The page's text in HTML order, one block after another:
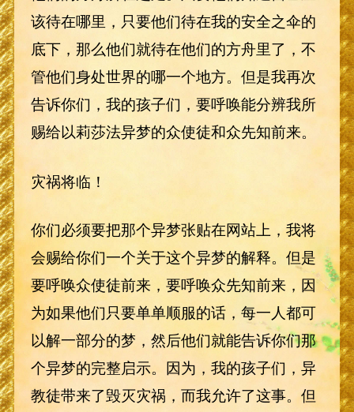
该待在哪里，只要他们待在我的安全之伞的
底下，那么他们就待在他们的方舟里了，不
管他们身处世界的哪一个地方。但是我再次
告诉你们，我的孩子们，要呼唤能分辨我所
赐给以莉莎法异梦的众使徒和众先知前来。
灾祸将临！
你们必须要把那个异梦张贴在网站上，我将
会赐给你们一个关于这个异梦的解释。但是
要呼唤众使徒前来，要呼唤众先知前来，因
为如果他们只要单单顺服的话，每一人都可
以解一部分的梦，然后他们就能告诉你们那
个异梦的完整启示。因为，我的孩子们，异
教徒带来了毁灭灾祸，而我允许了这事。但